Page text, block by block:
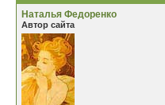
Наталья Федоренко
Автор сайта